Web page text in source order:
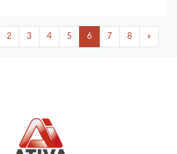
2 3 4 5 6 7 8 »